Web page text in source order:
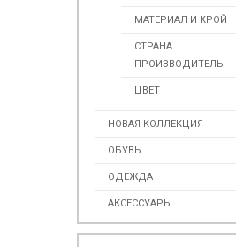
МАТЕРИАЛ И КРОЙ
СТРАНА
ПРОИЗВОДИТЕЛЬ
ЦВЕТ
НОВАЯ КОЛЛЕКЦИЯ
ОБУВЬ
ОДЕЖДА
АКСЕССУАРЫ